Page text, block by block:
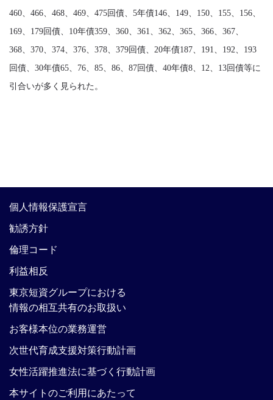
460、466、468、469、475回債、5年債146、149、150、155、156、
169、179回債、10年債359、360、361、362、365、366、367、
368、370、374、376、378、379回債、20年債187、191、192、193
回債、30年債65、76、85、86、87回債、40年債8、12、13回債等に
引合いが多く見られた。
個人情報保護宣言
勧誘方針
倫理コード
利益相反
東京短資グループにおける
情報の相互共有のお取扱い
お客様本位の業務運営
次世代育成支援対策行動計画
女性活躍推進法に基づく行動計画
本サイトのご利用にあたって